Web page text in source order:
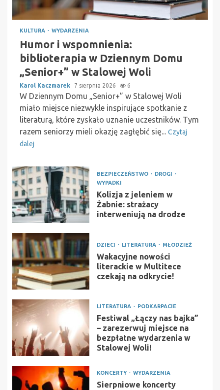
KULTURA WYDARZENIA
Humor i wspomnienia:
biblioterapia w Dziennym Domu
„Senior+” w Stalowej Woli
Karol Kaczmarek 7 sierpnia 2026 6
W Dziennym Domu „Senior+” w Stalowej Woli
miało miejsce niezwykle inspirujące spotkanie z
literaturą, które zyskało uznanie uczestników. Tym
razem seniorzy mieli okazję zagłębić się... Czytaj
dalej
BEZPIECZEŃSTWO
DROGI
WYPADKI
Kolizja z jeleniem w
Żabnie: strażacy
interweniują na drodze
DZIECI LITERATURA MŁODZIEŻ
Wakacyjne nowości
literackie w Multitece
czekają na odkrycie!
LITERATURA PODKARPACIE
Festiwal „Łączy nas bajka”
– zarezerwuj miejsce na
bezpłatne wydarzenia w
Stalowej Woli!
KONCERTY WYDARZENIA
Sierpniowe koncerty